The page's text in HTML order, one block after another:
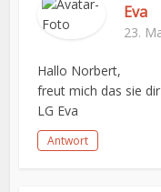
Eva
23.
Hallo Norbert,
freut mich das sie
LG Eva
Antwort